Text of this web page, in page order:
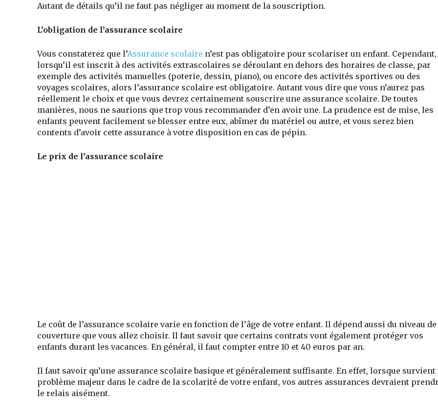
Autant de détails qu’il ne faut pas négliger au moment de la souscription.
L’obligation de l’assurance scolaire
Vous constaterez que l’Assurance scolaire n’est pas obligatoire pour scolariser un enfant. Cependant,
lorsqu’il est inscrit à des activités extrascolaires se déroulant en dehors des horaires de classe, par
exemple des activités manuelles (poterie, dessin, piano), ou encore des activités sportives ou des
voyages scolaires, alors l’assurance scolaire est obligatoire. Autant vous dire que vous n’aurez pas
réellement le choix et que vous devrez certainement souscrire une assurance scolaire. De toutes
manières, nous ne saurions que trop vous recommander d’en avoir une. La prudence est de mise, les
enfants peuvent facilement se blesser entre eux, abîmer du matériel ou autre, et vous serez bien
contents d’avoir cette assurance à votre disposition en cas de pépin.
Le prix de l’assurance scolaire
Le coût de l’assurance scolaire varie en fonction de l’âge de votre enfant. Il dépend aussi du niveau de
couverture que vous allez choisir. Il faut savoir que certains contrats vont également protéger vos
enfants durant les vacances. En général, il faut compter entre 10 et 40 euros par an.
Il faut savoir qu’une assurance scolaire basique et généralement suffisante. En effet, lorsque survient
problème majeur dans le cadre de la scolarité de votre enfant, vos autres assurances devraient
le relais aisément.